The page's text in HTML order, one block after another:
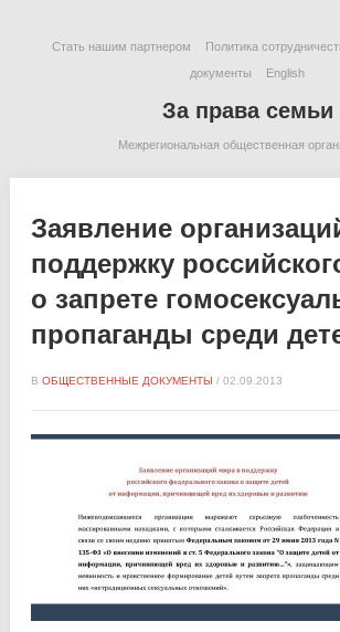
Стать нашим партнером Политика
документы
English
За права семьи
Межрегиональная общественная
Заявление
поддержку
о запрете
пропаганды среди
В ОБЩЕСТВЕННЫЕ ДОКУМЕНТЫ / 02.09.2013